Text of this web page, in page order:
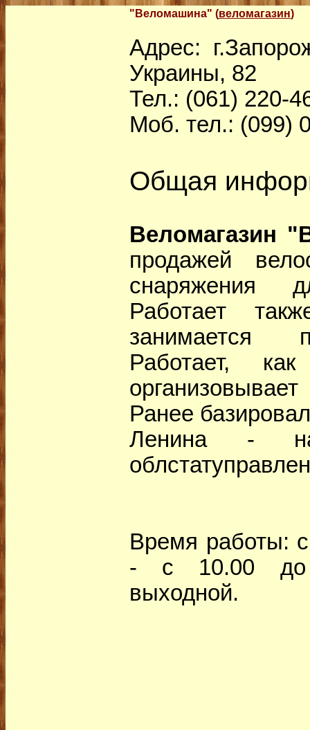
"Веломашина" (веломагазин)
Адрес:
Украины, 82
Тел.: (061) 220-
Моб. тел.: (099)
Общая
Веломагазин
продажей
снаряжения
Работает
занимается
Работает,
Ранее
Ленина -
Время работы:
- с 10.00 до
выходной.